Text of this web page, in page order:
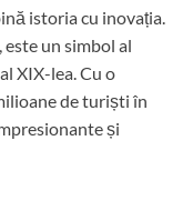
istoria cu inovația.
un simbol al
XIX-lea. Cu o
de turiști în
și